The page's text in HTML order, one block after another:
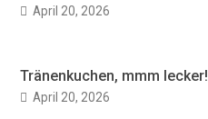
April 20, 2026
Tränenkuchen, mmm lecker!
April 20, 2026